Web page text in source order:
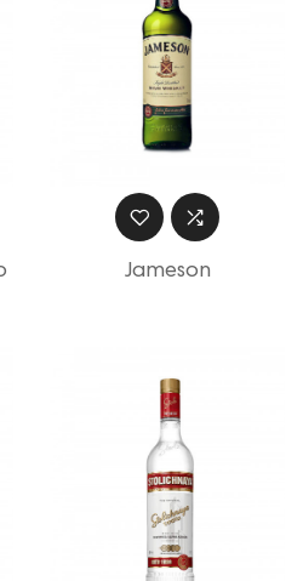
Jameson